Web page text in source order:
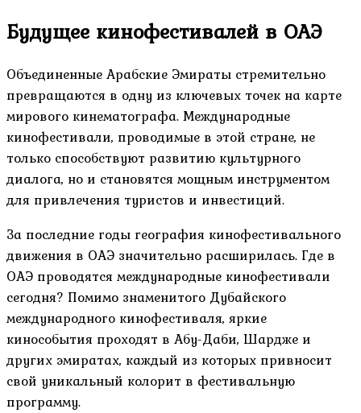
Будущее кинофестивалей в ОАЭ
Объединенные Арабские Эмираты стремительно
превращаются в одну из ключевых точек на карте
мирового кинематографа. Международные
кинофестивали, проводимые в этой стране, не
только способствуют развитию культурного
диалога, но и становятся мощным инструментом
для привлечения туристов и инвестиций.
За последние годы география кинофестивального
движения в ОАЭ значительно расширилась. Где в
ОАЭ проводятся международные кинофестивали
сегодня? Помимо знаменитого Дубайского
международного кинофестиваля, яркие
кинособытия проходят в Абу-Даби, Шардже и
других эмиратах, каждый из которых привносит
свой уникальный колорит в фестивальную
программу.